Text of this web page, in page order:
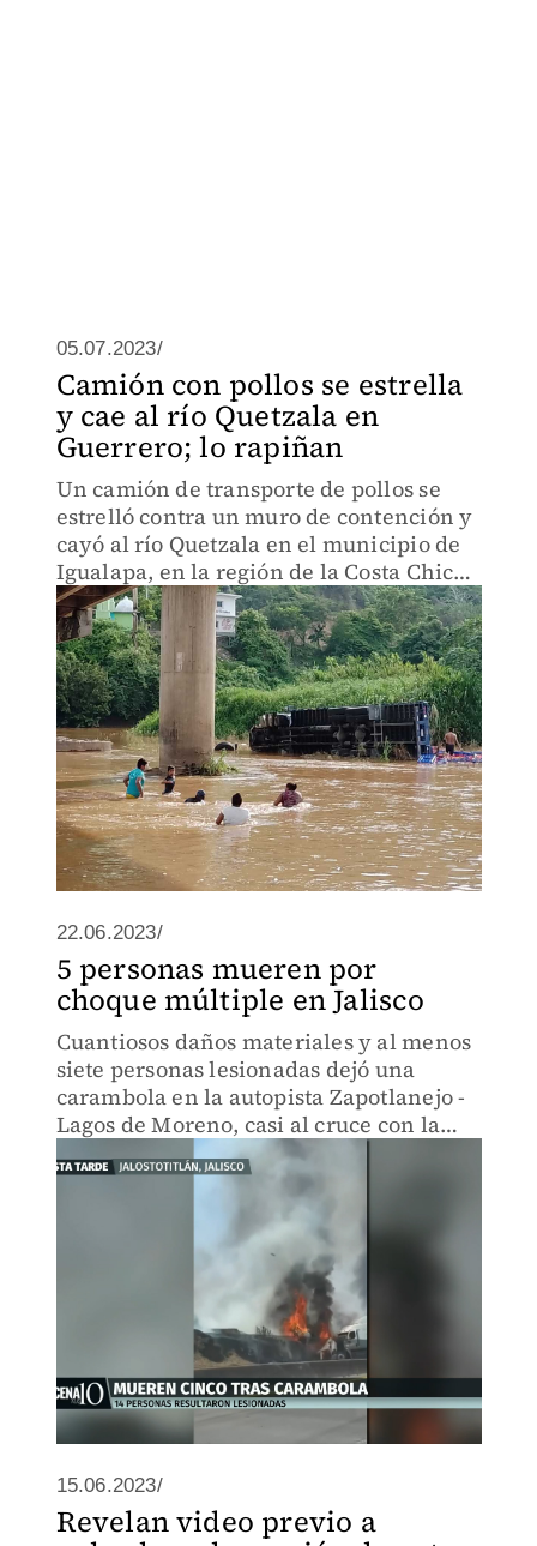
05.07.2023/
Camión con pollos se estrella
y cae al río Quetzala en
Guerrero; lo rapiñan
Un camión de transporte de pollos se
estrelló contra un muro de contención y
cayó al río Quetzala en el municipio de
Igualapa, en la región de la Costa Chica
de Guerrero.
22.06.2023/
5 personas mueren por
choque múltiple en Jalisco
Cuantiosos daños materiales y al menos
siete personas lesionadas dejó una
carambola en la autopista Zapotlanejo -
Lagos de Moreno, casi al cruce con la
carretera a Arandas, a la altura de
Tepatitlán, Jalisco.
15.06.2023/
Revelan video previo a